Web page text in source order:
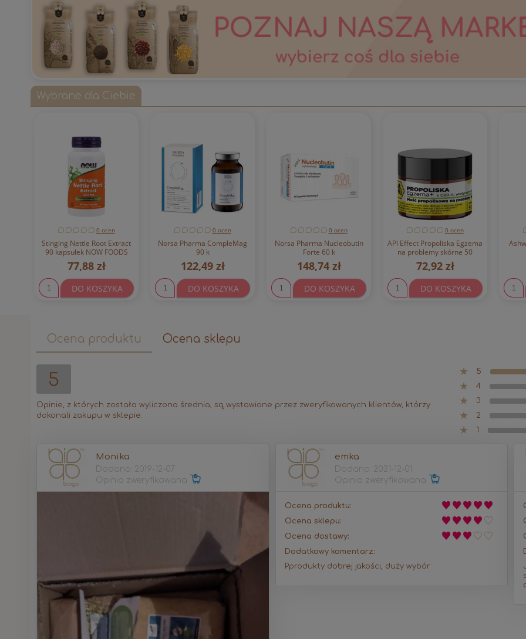
Wybrane dla Ciebie
0 ocen
Stinging Nettle Root Extract
90 kapsułek NOW FOODS
77,88 zł
DO KOSZYKA
0 ocen
Norsa Pharma CompleMag
90 k
122,49 zł
DO KOSZYKA
0 ocen
Norsa Pharma Nucleobutin
Forte 60 k
148,74 zł
DO KOSZYKA
0 ocen
API Effect Propoliska Egzema
na problemy skórne 50
72,92 zł
DO KOSZYKA
Ocena produktu Ocena sklepu
5
Opinie, z których została wyliczona średnia, są wystawione przez zweryfikowanych klientów, którzy
dokonali zakupu w sklepie.
5
4
3
2
1
Monika
Dodano: 2019-12-07
Opinia zweryfikowana
emka
Dodano: 2021-12-01
Opinia zweryfikowana
Ocena produktu:
Ocena sklepu:
Ocena dostawy:
Dodatkowy komentarz:
Pprodukty dobrej jakości, duży wybór